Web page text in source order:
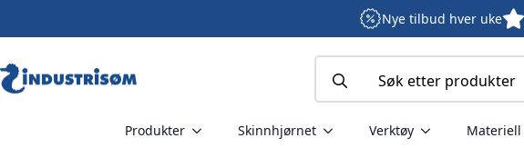
Nye tilbud hver uke
for:
Produkter Skinnhjørnet Verktøy Materiell